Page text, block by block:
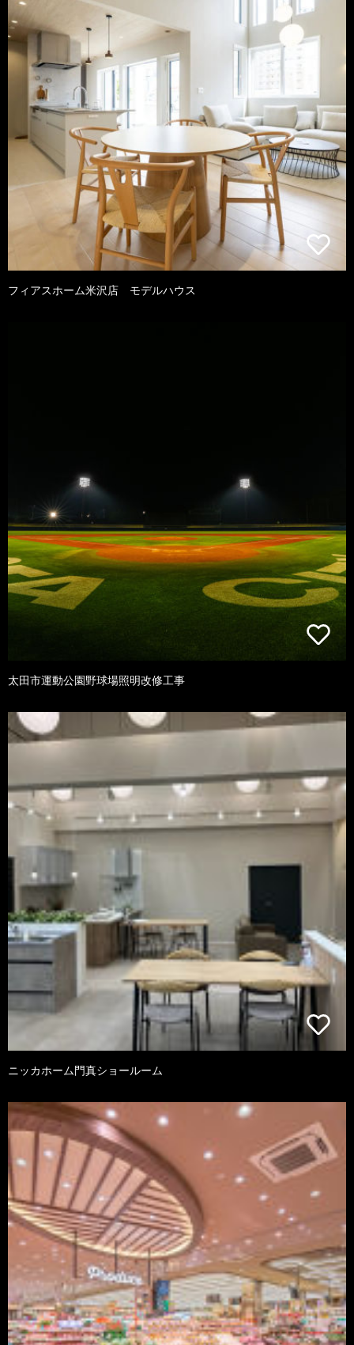
フィアスホーム米沢店 モデルハウス
太田市運動公園野球場照明改修工事
ニッカホーム門真ショールーム